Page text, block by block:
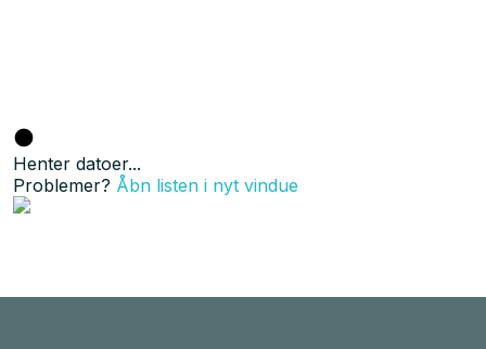
Henter datoer...
Problemer? Åbn listen i nyt vindue